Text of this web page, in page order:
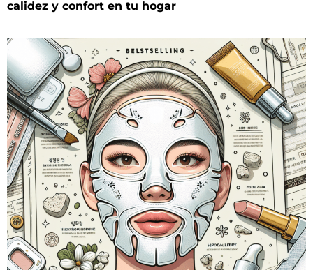
calidez y confort en tu hogar